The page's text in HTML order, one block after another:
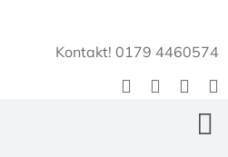
Kontakt! 0179 4460574